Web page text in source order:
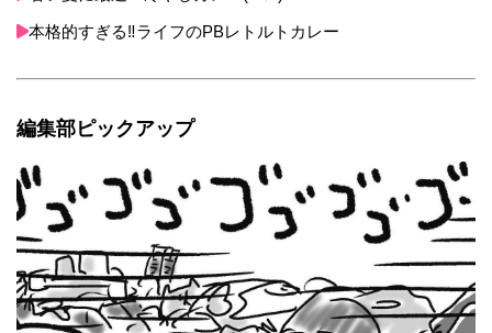
本格的すぎる‼ライフのPBレトルトカレー
編集部ピックアップ